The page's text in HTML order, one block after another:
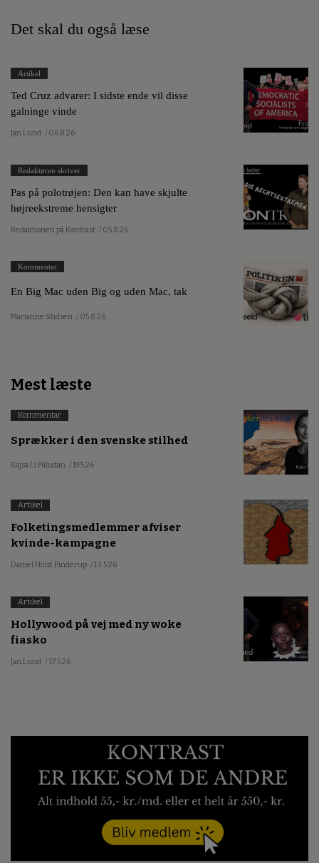
Det skal du også læse
Artikel
Ted Cruz advarer: I sidste ende vil disse
galninge vinde
Jan Lund / 06.8.26
Redaktøren skriver
Pas på polotrøjen: Den kan have skjulte
højreekstreme hensigter
Redaktionen på Kontrast / 05.8.26
Kommentar
En Big Mac uden Big og uden Mac, tak
Marianne Stidsen / 05.8.26
Mest læste
Kommentar
Sprækker i den svenske stilhed
Kajsa Li Paludan / 19.5.26
Artikel
Folketingsmedlemmer afviser
kvinde-kampagne
Daniel Holst Pinderup / 13.5.26
Artikel
Hollywood på vej med ny woke
fiasko
Jan Lund / 17.5.26